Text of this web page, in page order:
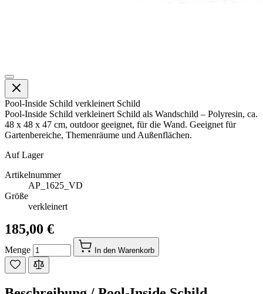
Pool-Inside Schild verkleinert Schild
Pool-Inside Schild verkleinert Schild als Wandschild – Polyresin, ca.
48 x 48 x 47 cm, outdoor geeignet, für die Wand. Geeignet für
Gartenbereiche, Themenräume und Außenflächen.
Auf Lager
Artikelnummer
AP_1625_VD
Größe
verkleinert
185,00 €
Menge In den Warenkorb